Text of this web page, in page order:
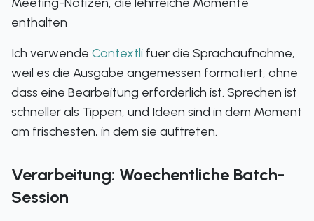
enthalten
Ich verwende Contextli fuer die Sprachaufnahme,
weil es die Ausgabe angemessen formatiert, ohne
dass eine Bearbeitung erforderlich ist. Sprechen ist
schneller als Tippen, und Ideen sind in dem Moment
am frischesten, in dem sie auftreten.
Verarbeitung: Woechentliche Batch-
Session